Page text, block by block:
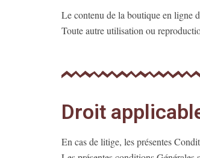
Le contenu de la boutique en ligne
Toute autre utilisation ou
Droit
En cas de litige, les présentes